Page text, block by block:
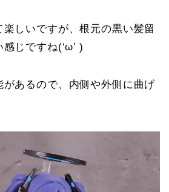
しいですが、根元の黒い髪留
じですね(‘ω’ )
あるので、内側や外側に曲げ